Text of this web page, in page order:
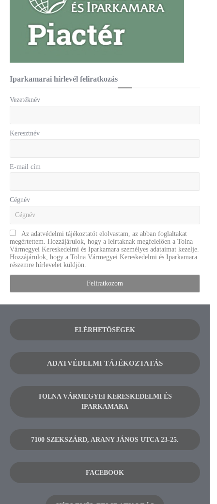
Iparkamarai hírlevél feliratkozás
Vezetéknév
Keresztnév
E-mail cím
Cégnév
Az adatvédelmi tájékoztatót elolvastam, az abban foglaltakat
megértettem. Hozzájárulok, hogy a leírtaknak megfelelően a Tolna
Vármegyei Kereskedelmi és Iparkamara személyes adataimat kezelje.
Hozzájárulok, hogy a Tolna Vármegyei Kereskedelmi és Iparkamara
részemre hírlevelet küldjön.
ELÉRHETŐSÉGEK
ADATVÉDELMI TÁJÉKOZTATÁS
TOLNA VÁRMEGYEI KERESKEDELMI ÉS
IPARKAMARA
7100 SZEKSZÁRD, ARANY JÁNOS UTCA 23-25.
FACEBOOK